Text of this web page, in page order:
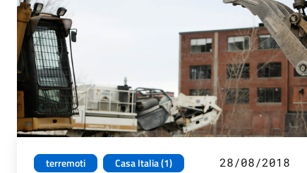
terremoti
Casa Italia (1)
28/08/2018